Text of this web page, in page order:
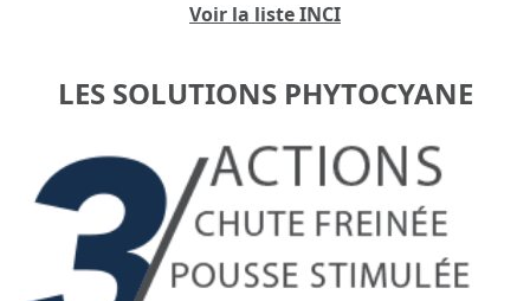
Voir la liste INCI
LES SOLUTIONS PHYTOCYANE